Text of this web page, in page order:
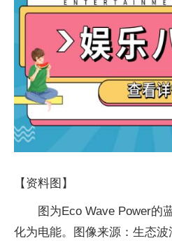
【资料图】
图为Eco Wave Power的
化为电能。图像来源：生态波